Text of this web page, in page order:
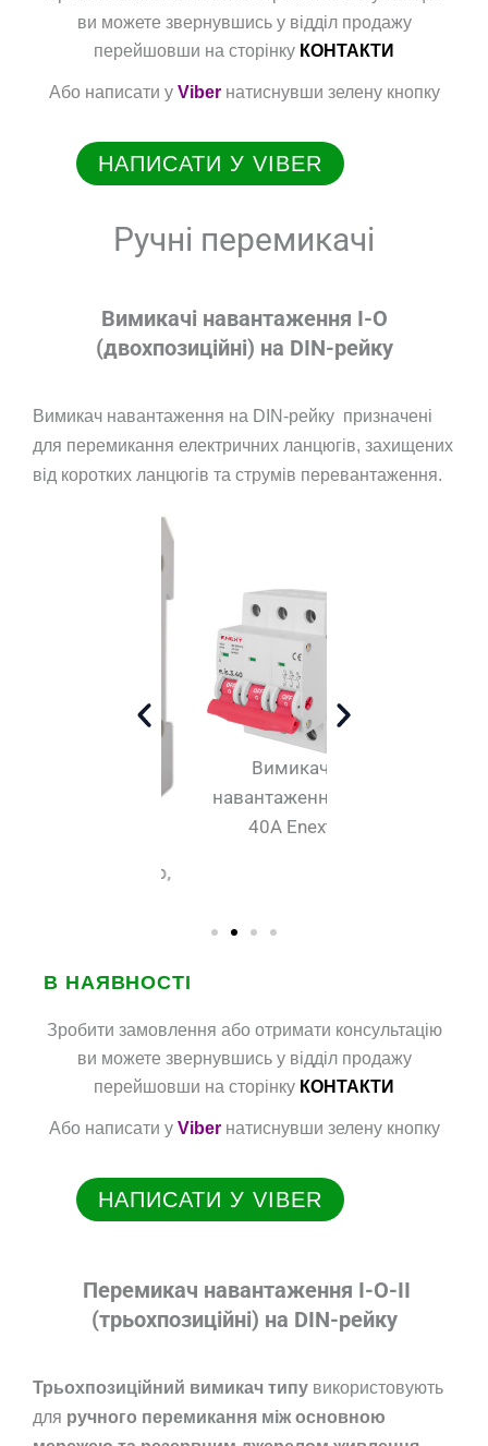
НАПИСАТИ У VIBER
ви можете звернувшись у відділ продажу
перейшовши на сторінку КОНТАКТИ
Або написати у Viberнатиснувши зелену кнопку
Ручні перемикачі
Вимикачі навантаження I-O
(двохпозиційні) на DIN-рейку
Вимикач навантаження на DIN-рейку призначені
для перемикання електричних ланцюгів, захищених
від коротких ланцюгів та струмів перевантаження.
Вимикач
навантаження 3р,
40А Enext
НАПИСАТИ У VIBER
В НАЯВНОСТІ
Зробити замовлення або отримати консультацію
ви можете звернувшись у відділ продажу
перейшовши на сторінку КОНТАКТИ
Або написати у Viberнатиснувши зелену кнопку
Перемикач навантаження I-O-II
(трьохпозиційні) на DIN-рейку
Трьохпозиційний вимикач типу використовують
для ручного перемикання між основною